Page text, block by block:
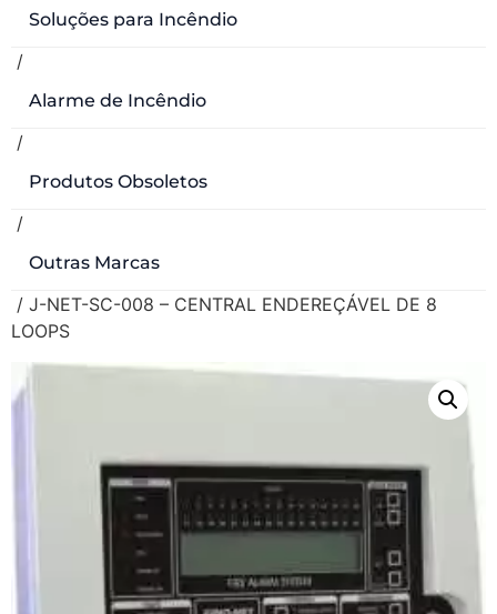
Soluções para Incêndio
/
Alarme de Incêndio
/
Produtos Obsoletos
/
Outras Marcas
/ J-NET-SC-008 – CENTRAL ENDEREÇÁVEL DE 8
LOOPS